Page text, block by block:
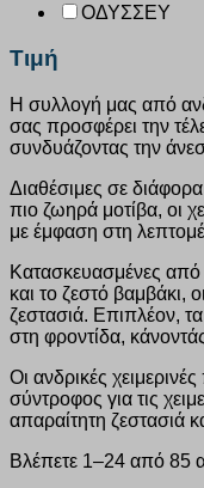
ΟΔΥΣΣΕΥ
Τιμή
Η συλλογή μας από
σας προσφέρει την
συνδυάζοντας την
Διαθέσιμες σε
πιο ζωηρά μοτίβα, οι
με έμφαση στη
Κατασκευασμένες από
και το ζεστό βαμβάκι,
ζεστασιά. Επιπλέον,
στη φροντίδα,
Οι ανδρικές
σύντροφος για τις
απαραίτητη ζεστασιά
Βλέπετε 1–24 από 85